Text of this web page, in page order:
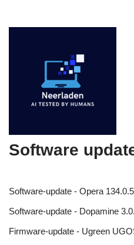
Software
Software-update - Opera
Software-update - Dopamine
Firmware-update - Ugreen